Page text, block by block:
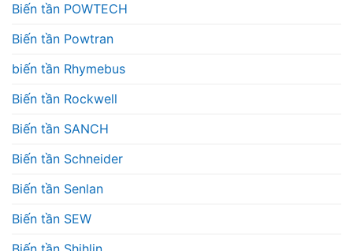
Biến tần POWTECH
Biến tần Powtran
biến tần Rhymebus
Biến tần Rockwell
Biến tần SANCH
Biến tần Schneider
Biến tần Senlan
Biến tần SEW